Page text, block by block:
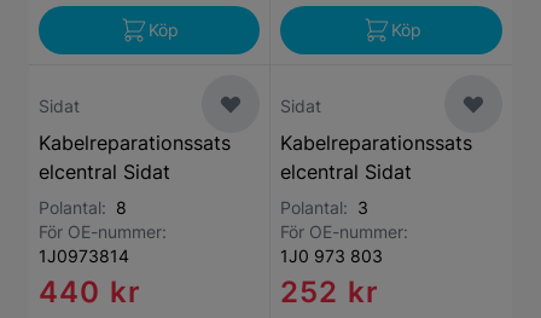
Köp Köp
Sidat
Kabelreparationssats
elcentral Sidat
Polantal: 8
För OE-nummer:
1J0973814
440 kr
Sidat
Kabelreparationssats
elcentral Sidat
Polantal: 3
För OE-nummer:
1J0 973 803
252 kr